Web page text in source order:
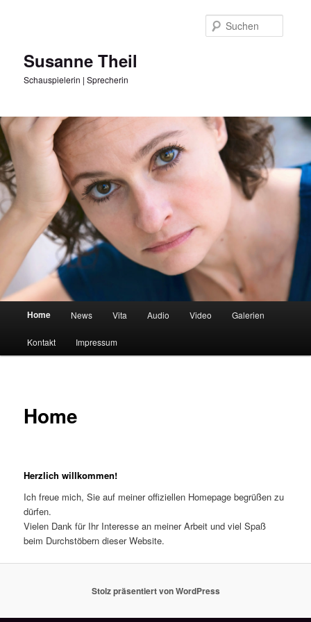
Susanne Theil
Schauspielerin | Sprecherin
HauptmenüHome News Vita Audio Video Galerien
Kontakt Impressum
Home
Herzlich willkommen!
Ich freue mich, Sie auf meiner offiziellen Homepage begrüßen zu
dürfen.
Vielen Dank für Ihr Interesse an meiner Arbeit und viel Spaß
beim Durchstöbern dieser Website.
Stolz präsentiert von WordPress